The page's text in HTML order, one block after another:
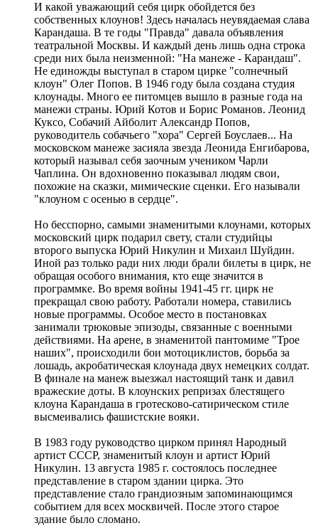
И какой уважающий себя цирк обойдется без
собственных клоунов! Здесь началась неувядаемая слава
Карандаша. В те годы "Правда" давала объявления
театральной Москвы. И каждый день лишь одна строка
среди них была неизменной: "На манеже - Карандаш".
Не единожды выступал в старом цирке "солнечный
клоун" Олег Попов. В 1946 году была создана студия
клоунады. Много ее питомцев вышло в разные года на
манежи страны. Юрий Котов и Борис Романов. Леонид
Куксо, Собачий Айболит Александр Попов,
руководитель собачьего "хора" Сергей Боуслаев... На
московском манеже засияла звезда Леонида Енгибарова,
который называл себя заочным учеником Чарли
Чаплина. Он вдохновенно показывал людям свои,
похожие на сказки, мимические сценки. Его называли
"клоуном с осенью в сердце".
Но бесспорно, самыми знаменитыми клоунами, которых
московский цирк подарил свету, стали студийцы
второго выпуска Юрий Никулин и Михаил Шуйдин.
Иной раз только ради них люди брали билеты в цирк, не
обращая особого внимания, кто еще значится в
программке. Во время войны 1941-45 гг. цирк не
прекращал свою работу. Работали номера, ставились
новые программы. Особое место в постановках
занимали трюковые эпизоды, связанные с военными
действиями. На арене, в знаменитой пантомиме "Трое
наших", происходили бои мотоциклистов, борьба за
лошадь, акробатическая клоунада двух немецких солдат.
В финале на манеж выезжал настоящий танк и давил
вражеские доты. В клоунских репризах блестящего
клоуна Карандаша в гротесково-сатирическом стиле
высмеивались фашистские вояки.
В 1983 году руководство цирком принял Народный
артист СССР, знаменитый клоун и артист Юрий
Никулин. 13 августа 1985 г. состоялось последнее
представление в старом здании цирка. Это
представление стало грандиозным запоминающимся
событием для всех москвичей. После этого старое
здание было сломано.